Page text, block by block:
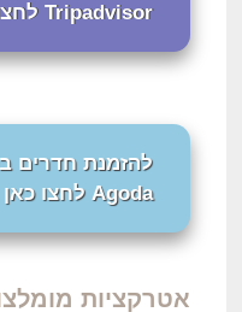
Tripadvisor לחצו כאן
להזמנת חדרים
Agoda לחצו כאן
אטרקציות